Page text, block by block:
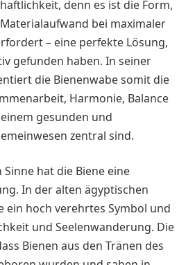
denn es ist die Form,
bei maximaler
– eine perfekte Lösung,
gefunden haben. In seiner
die Bienenwabe somit die
Harmonie, Balance
gesunden und
zentral sind.
hat die Biene eine
In der alten ägyptischen
ein hoch verehrtes Symbol und
und Seelenwanderung. Die
Bienen aus den Tränen des